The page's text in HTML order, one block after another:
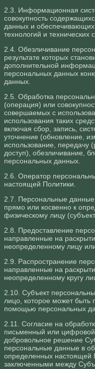
2.3. Информационная
совокупность
данных и
технологий и технических
2.4. Обезличивание
результате которых
дополнительной
персональных данных
данных.
2.5. Обработка
(операция) или
совершаемых с
использования таких
включая сбор, запись,
уточнение (обновление,
использование, передачу
доступ), обезличивание,
персональных данных.
2.6. Оператор
настоящей Политики.
2.7. Персональные
прямо или косвенно к
физическому лицу
2.8. Предоставление
направленные на
неопределенному лицу
2.9. Распространение
направленные на
неопределенному кругу
2.10. Субъект
лицо, которое может быть
помощью персональных
2.11. Согласие на
письменный или цифровой
добровольное решение
персональные данные в
определенных настоящей
заключенными между